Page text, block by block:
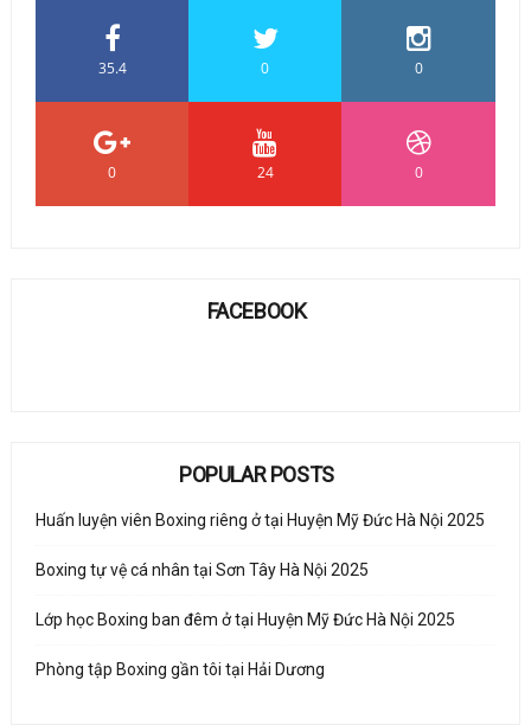
35.4 0 0
0 24 0
FACEBOOK
POPULAR POSTS
Huấn luyện viên Boxing riêng ở tại Huyện Mỹ Đức Hà Nội 2025
Boxing tự vệ cá nhân tại Sơn Tây Hà Nội 2025
Lớp học Boxing ban đêm ở tại Huyện Mỹ Đức Hà Nội 2025
Phòng tập Boxing gần tôi tại Hải Dương